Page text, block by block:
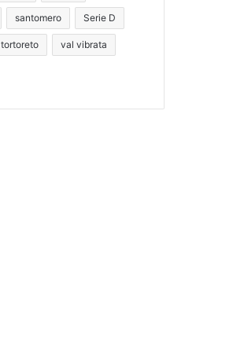
santomero Serie D
tortoreto val vibrata